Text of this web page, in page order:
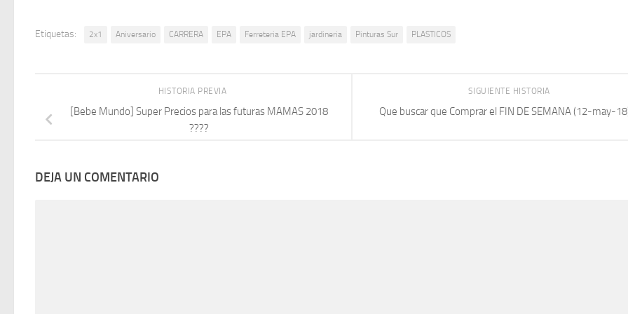
Etiquetas: 2x1 Aniversario CARRERA EPA Ferreteria EPA jardineria Pinturas Sur PLASTICOS
SIGUIENTE HISTORIA
Que buscar que Comprar el FIN DE SEMANA (12-may-
HISTORIA PREVIA
[Bebe Mundo] Super Precios para las futuras MAMAS 2018
????
DEJA UN COMENTARIO